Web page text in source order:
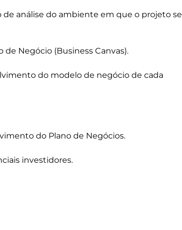
análise do ambiente em que o projeto se
Negócio (Business Canvas).
do modelo de negócio de cada
do Plano de Negócios.